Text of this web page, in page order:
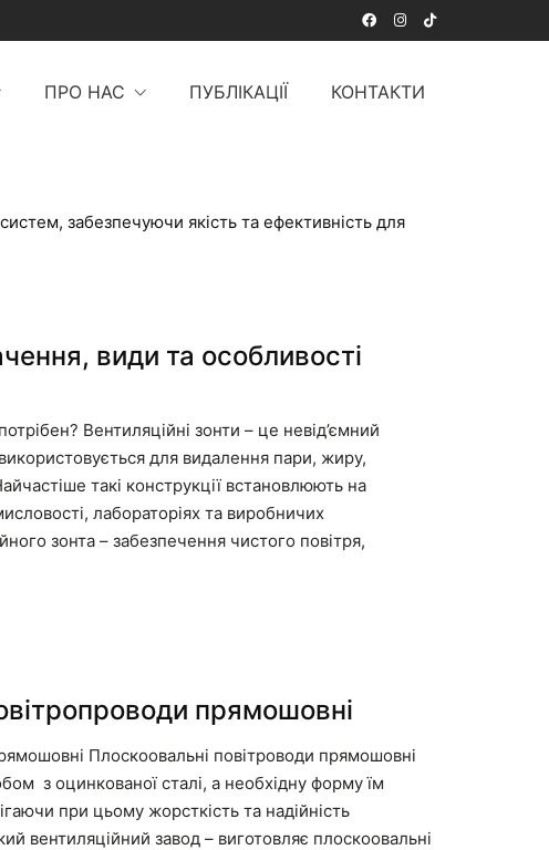
ПРО НАС ПУБЛІКАЦІЇ КОНТАКТИ
забезпечуючи якість та ефективність для
види та особливості
Вентиляційні зонти – це невід’ємний
для видалення пари, жиру,
такі конструкції встановлюють на
лабораторіях та виробничих
зонта – забезпечення чистого повітря,
прямошовні
Плоскоовальні повітроводи прямошовні
з оцинкованої сталі, а необхідну форму їм
при цьому жорсткість та надійність
вентиляційний завод – виготовляє плоскоовальні